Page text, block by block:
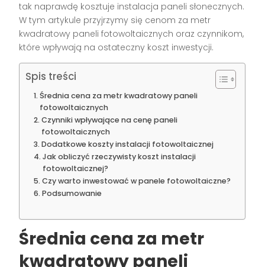
tak naprawdę kosztuje instalacja paneli słonecznych.
W tym artykule przyjrzymy się cenom za metr
kwadratowy paneli fotowoltaicznych oraz czynnikom,
które wpływają na ostateczny koszt inwestycji.
Spis treści
Średnia cena za metr kwadratowy paneli
fotowoltaicznych
Czynniki wpływające na cenę paneli
fotowoltaicznych
Dodatkowe koszty instalacji fotowoltaicznej
Jak obliczyć rzeczywisty koszt instalacji
fotowoltaicznej?
Czy warto inwestować w panele fotowoltaiczne?
Podsumowanie
Średnia cena za metr
kwadratowy paneli